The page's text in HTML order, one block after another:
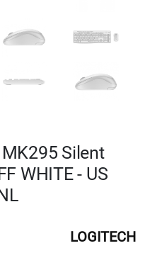
Silent
WHITE - US
LOGITECH